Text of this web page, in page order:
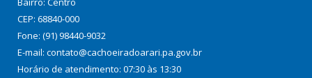
CEP: 68840-000
Fone: (91) 98440-9032
E-mail: contato@cachoeiradoarari.pa.gov.br
Horário de atendimento: 07:30 às 13:30